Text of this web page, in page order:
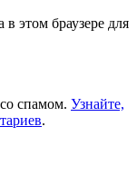
этом браузере для
спамом. Узнайте,
.